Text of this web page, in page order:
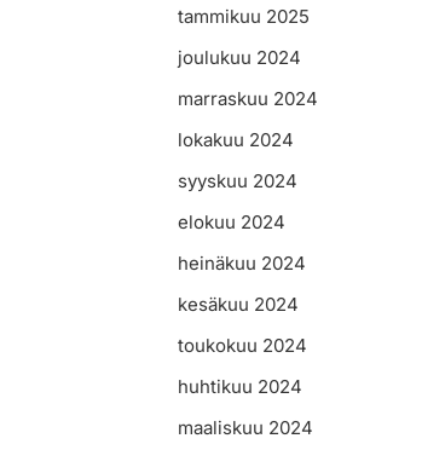
tammikuu 2025
joulukuu 2024
marraskuu 2024
lokakuu 2024
syyskuu 2024
elokuu 2024
heinäkuu 2024
kesäkuu 2024
toukokuu 2024
huhtikuu 2024
maaliskuu 2024